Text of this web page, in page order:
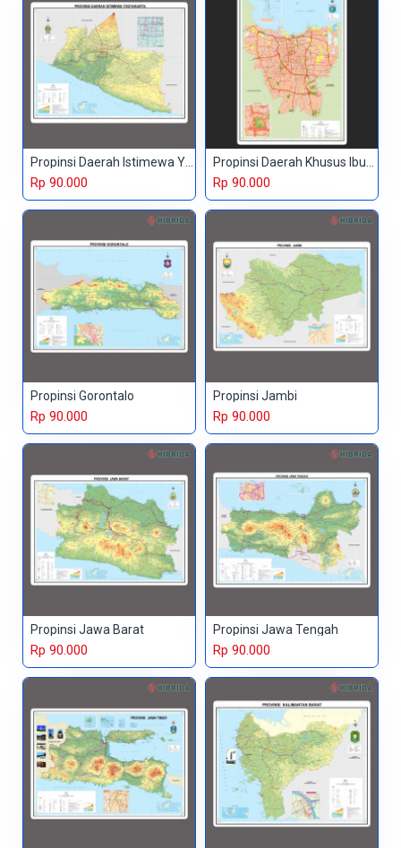
Propinsi Daerah Istimewa Yogyakarta
Rp 90.000
Propinsi Daerah Khusus Ibukota
Rp 90.000
Propinsi Gorontalo
Rp 90.000
Propinsi Jambi
Rp 90.000
Propinsi Jawa Barat
Rp 90.000
Propinsi Jawa Tengah
Rp 90.000